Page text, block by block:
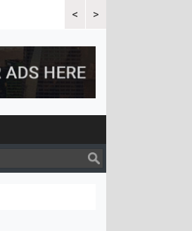
<
Polres Mesuji Bersama
>